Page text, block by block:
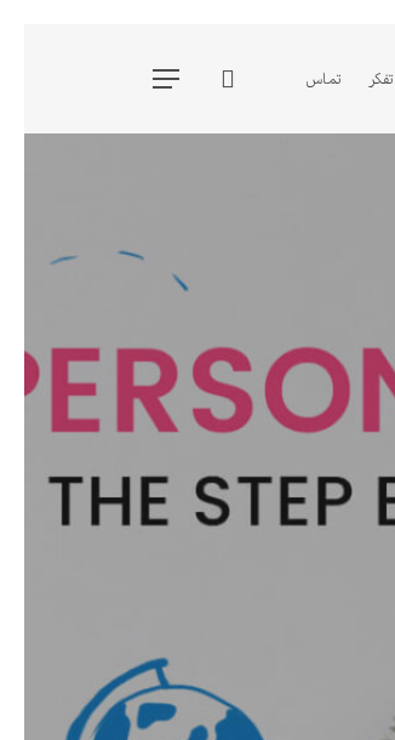
تفکر تماس جستجوفهرست